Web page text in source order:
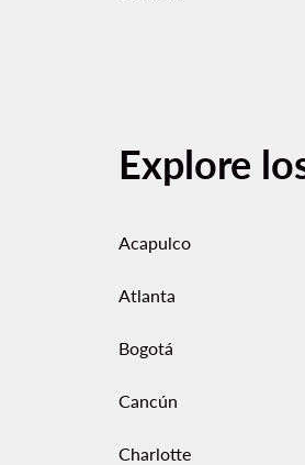
Explore
Acapulco
Atlanta
Bogotá
Cancún
Charlotte